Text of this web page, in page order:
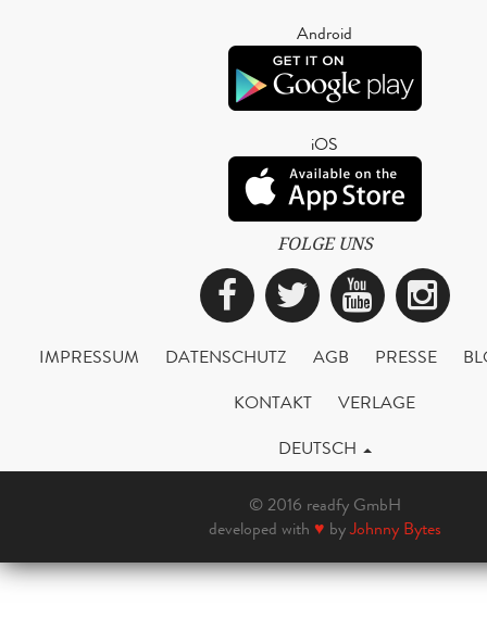
Android
iOS
FOLGE UNS
Facebook
Twitter
IMPRESSUM DATENSCHUTZ AGB PRESSE
KONTAKT
VERLAGE
DEUTSCH
© 2016 readfy GmbH
developed with ♥ byJohnny Bytes